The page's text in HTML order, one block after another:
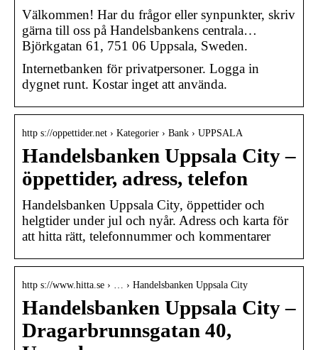
Välkommen! Har du frågor eller synpunkter, skriv
gärna till oss på Handelsbankens centrala…
Björkgatan 61, 751 06 Uppsala, Sweden.
Internetbanken för privatpersoner. Logga in
dygnet runt. Kostar inget att använda.
http s://oppettider.net › Kategorier › Bank › UPPSALA
Handelsbanken Uppsala City –
öppettider, adress, telefon
Handelsbanken Uppsala City, öppettider och
helgtider under jul och nyår. Adress och karta för
att hitta rätt, telefonnummer och kommentarer
http s://www.hitta.se › … › Handelsbanken Uppsala City
Handelsbanken Uppsala City –
Dragarbrunnsgatan 40,